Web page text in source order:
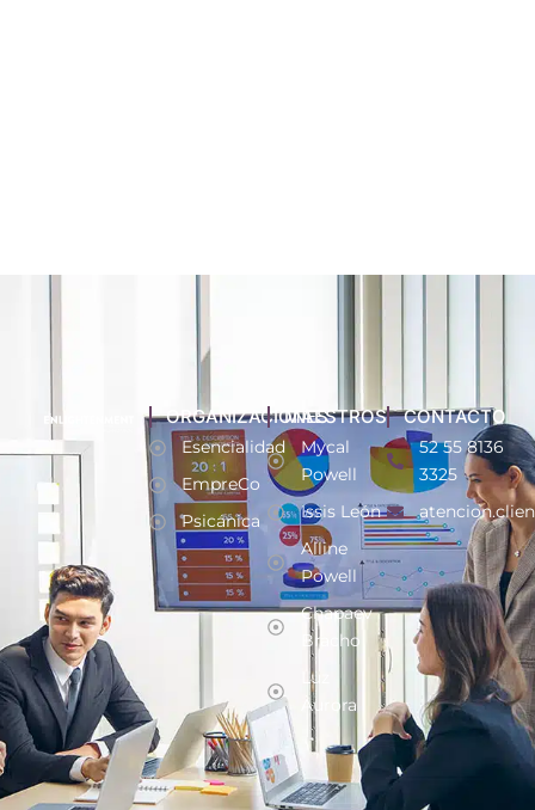
ORGANIZACIONES
Esencialidad
EmpreCo
Psicánica
MAESTROS
Mycal
Powell
Issis León
Alline
Powell
Chapaev
Bracho
Luz
Aurora
CONTACTO
52 55 8136
3325